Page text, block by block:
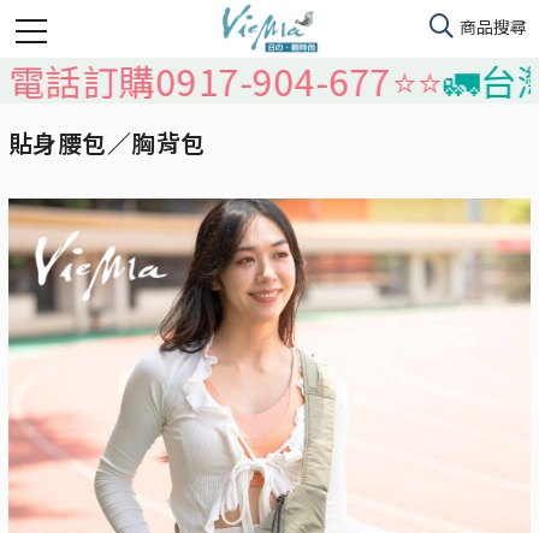
購0917-904-677⭐️⭐️🚛台灣本
貼身腰包／胸背包